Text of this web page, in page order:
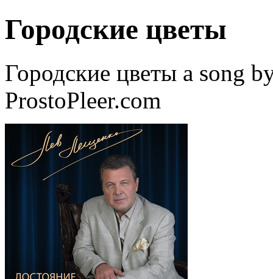
Городские цветы
Городские цветы a song
ProstoPleer.com